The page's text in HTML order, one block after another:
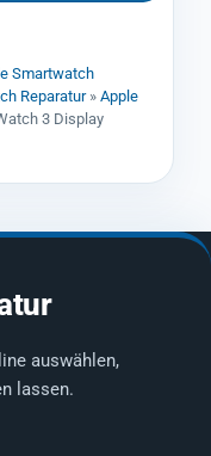
Smartwatch
Reparatur» Apple
3 Display
auswählen,
lassen.